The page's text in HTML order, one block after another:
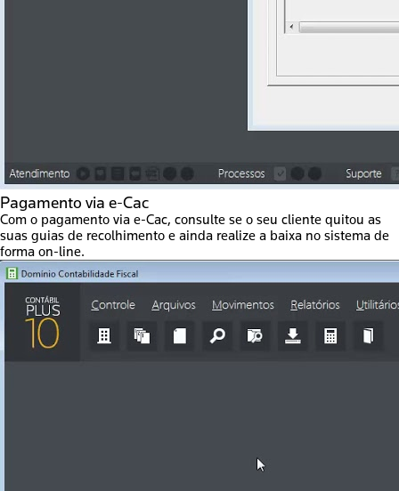
Pagamento via e-Cac
Com o pagamento via e-Cac, consulte se o seu cliente quitou as
suas guias de recolhimento e ainda realize a baixa no sistema de
forma on-line.